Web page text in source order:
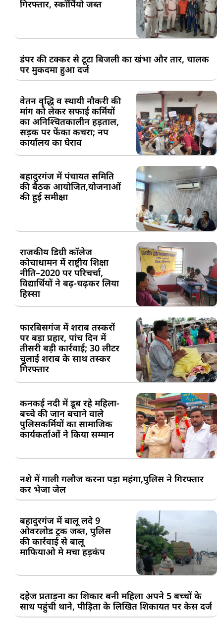
गिरफ्तार, स्कॉर्पियो जब्त
डंपर की टक्कर से टूटा बिजली का खंभा और तार, चालक
पर मुकदमा हुआ दर्ज
वेतन वृद्धि व स्थायी नौकरी की
मांग को लेकर सफाई कर्मियों
का अनिश्चितकालीन हड़ताल,
सड़क पर फेंका कचरा; नप
कार्यालय का घेराव
बहादुरगंज में पंचायत समिति
की बैठक आयोजित,योजनाओं
की हुई समीक्षा
राजकीय डिग्री कॉलेज
कोचाधामन में राष्ट्रीय शिक्षा
नीति–2020 पर परिचर्चा,
विद्यार्थियों ने बढ़-चढ़कर लिया
हिस्सा
फारबिसगंज में शराब तस्करों
पर बड़ा प्रहार, पांच दिन में
तीसरी बड़ी कार्रवाई; 30 लीटर
चुलाई शराब के साथ तस्कर
गिरफ्तार
कनकई नदी में डूब रहे महिला-
बच्चे की जान बचाने वाले
पुलिसकर्मियों का सामाजिक
कार्यकर्ताओं ने किया सम्मान
नशे में गाली गलौज करना पड़ा महंगा,पुलिस ने गिरफ्तार
कर भेजा जेल
बहादुरगंज में बालू लदे 9
ओवरलोड ट्रक जब्त, पुलिस
की कार्रवाई से बालू
माफियाओ मे मचा हड़कंप
दहेज प्रताड़ना का शिकार बनी महिला अपने 5 बच्चों के
साथ पहुंची थाने, पीड़िता के लिखित शिकायत पर केस दर्ज